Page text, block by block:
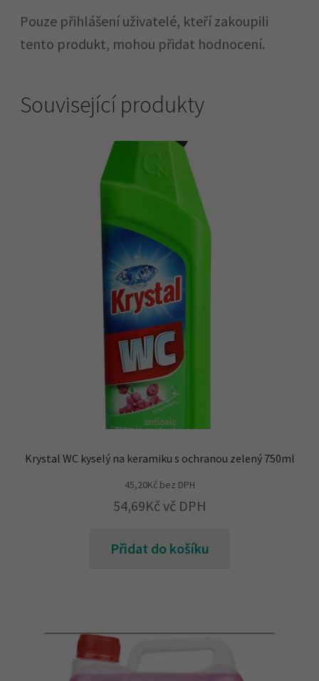
Pouze přihlášení uživatelé, kteří zakoupili
tento produkt, mohou přidat hodnocení.
Související produkty
Krystal WC kyselý na keramiku s ochranou zelený 750ml
45,20Kčbez DPH
54,69Kč vč DPH
Přidat do košíku